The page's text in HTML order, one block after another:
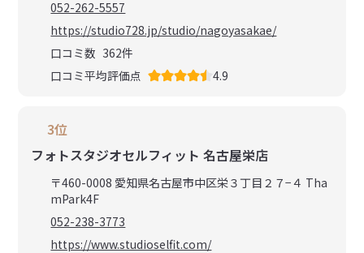
052-262-5557
https://studio728.jp/studio/nagoyasakae/
口コミ数 362件
口コミ平均評価点
4.9
3位
フォトスタジオセルフィット 名古屋栄店
〒460-0008 愛知県名古屋市中区栄３丁目２７−４ Tha
mPark4F
052-238-3773
https://www.studioselfit.com/